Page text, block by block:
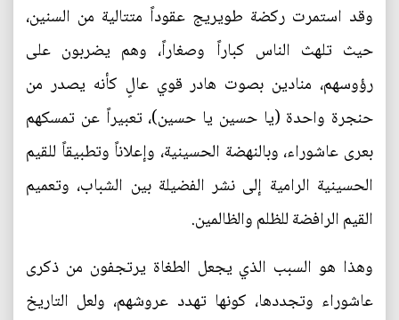
وقد استمرت ركضة طويريج عقوداً متتالية من السنين،
حيث تلهث الناس كباراً وصغاراً، وهم يضربون على
رؤوسهم، منادين بصوت هادر قوي عالٍ كأنه يصدر من
حنجرة واحدة (يا حسين يا حسين)، تعبيراً عن تمسكهم
بعرى عاشوراء، وبالنهضة الحسينية، وإعلاناً وتطبيقاً للقيم
الحسينية الرامية إلى نشر الفضيلة بين الشباب، وتعميم
القيم الرافضة للظلم والظالمين.
وهذا هو السبب الذي يجعل الطغاة يرتجفون من ذكرى
عاشوراء وتجددها، كونها تهدد عروشهم، ولعل التاريخ